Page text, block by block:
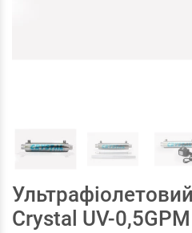
Crystal UV-0,5GPM